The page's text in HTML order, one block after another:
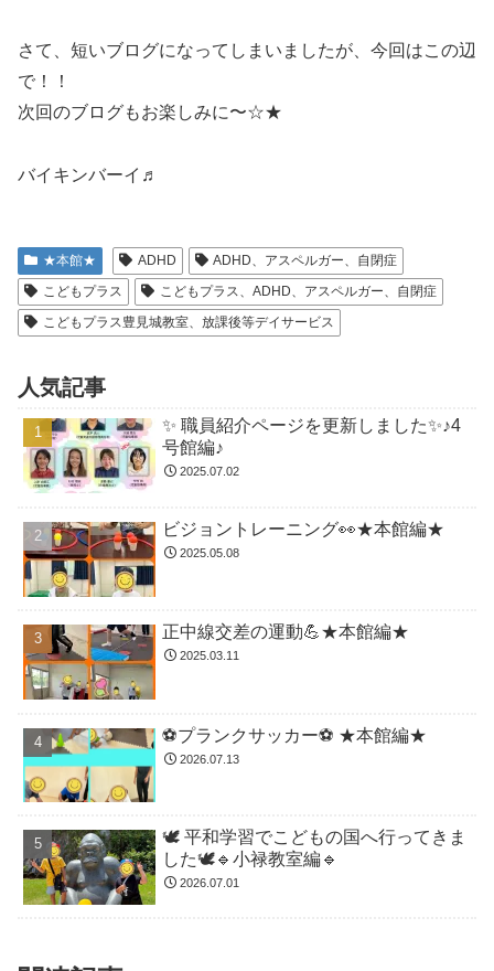
さて、短いブログになってしまいましたが、今回はこの辺
で！！
次回のブログもお楽しみに〜☆★
バイキンバーイ♬
★本館★ ADHD
ADHD、アスペルガー、自閉症
こどもプラス
こどもプラス、ADHD、アスペルガー、自閉症
こどもプラス豊見城教室、放課後等デイサービス
人気記事
✨ 職員紹介ページを更新しました✨♪4
号館編♪
2025.07.02
ビジョントレーニング👀★本館編★
2025.05.08
正中線交差の運動💪★本館編★
2025.03.11
⚽️プランクサッカー⚽️ ★本館編★
2026.07.13
🕊️ 平和学習でこどもの国へ行ってきま
した🕊️🔹小禄教室編🔹
2026.07.01